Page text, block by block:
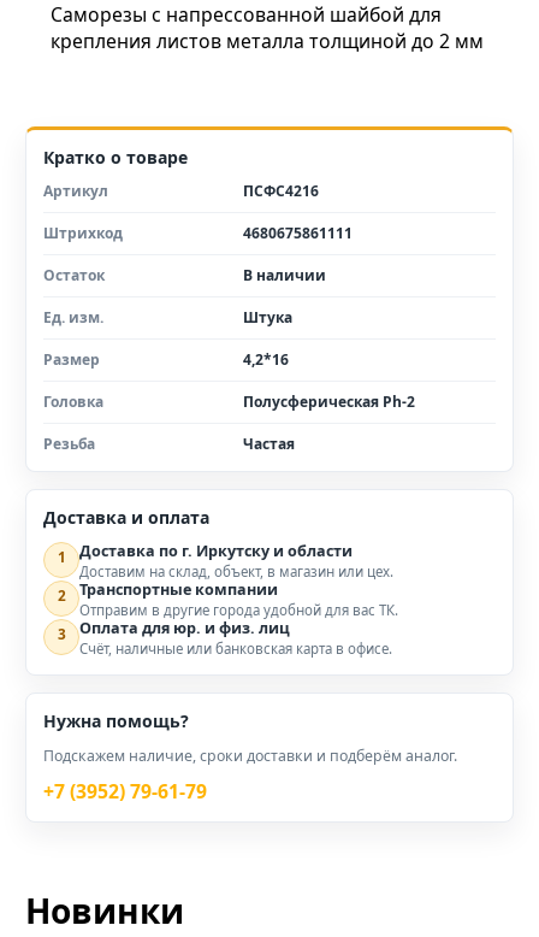
Саморезы с напрессованной шайбой для
крепления листов металла толщиной до 2 мм
Кратко о товаре
Артикул ПСФС4216
Штрихкод 4680675861111
Остаток В наличии
Ед. изм. Штука
Размер 4,2*16
Головка Полусферическая Ph-2
Резьба Частая
Доставка и оплата
1 Доставка по г. Иркутску и области
Доставим на склад, объект, в магазин или цех.
2 Транспортные компании
Отправим в другие города удобной для вас ТК.
3 Оплата для юр. и физ. лиц
Счёт, наличные или банковская карта в офисе.
Нужна помощь?
Подскажем наличие, сроки доставки и подберём аналог.
+7 (3952) 79-61-79
Новинки